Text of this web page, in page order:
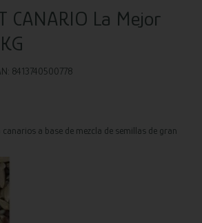
CANARIO La Mejor
8413740500778
a base de mezcla de semillas de gran